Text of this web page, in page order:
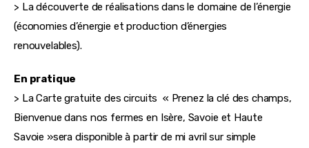
> La découverte de réalisations dans le domaine de l’énergie
(économies d’énergie et production d’énergies
renouvelables).
En pratique
> La Carte gratuite des circuits  « Prenez la clé des champs,
Bienvenue dans nos fermes en Isère, Savoie et Haute
Savoie »sera disponible à partir de mi avril sur simple